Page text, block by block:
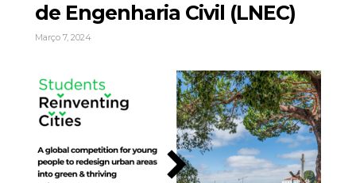
de Engenharia Civil (LNEC)
Março 7, 2024